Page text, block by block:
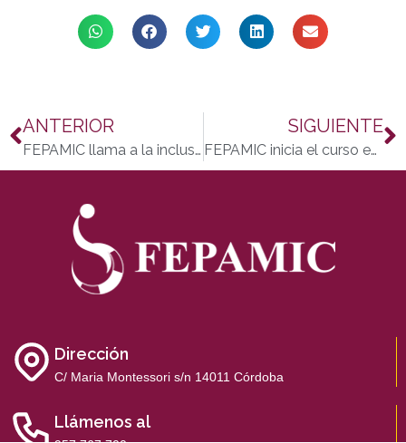
ANTERIOR
FEPAMIC llama a la inclusión en la industria de los videojuegos
SIGUIENTE
FEPAMIC inicia el curso escolar con 165 contrataciones
Dirección
C/ Maria Montessori s/n 14011 Córdoba
Llámenos al